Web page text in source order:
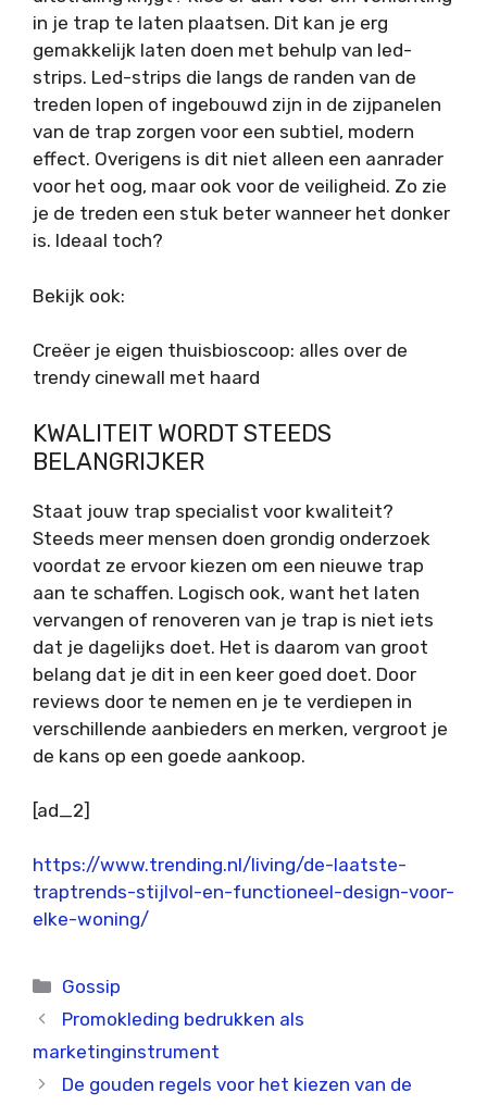
in je trap te laten plaatsen. Dit kan je erg
gemakkelijk laten doen met behulp van led-
strips. Led-strips die langs de randen van de
treden lopen of ingebouwd zijn in de zijpanelen
van de trap zorgen voor een subtiel, modern
effect. Overigens is dit niet alleen een aanrader
voor het oog, maar ook voor de veiligheid. Zo zie
je de treden een stuk beter wanneer het donker
is. Ideaal toch?
Bekijk ook:
Creëer je eigen thuisbioscoop: alles over de
trendy cinewall met haard
KWALITEIT WORDT STEEDS
BELANGRIJKER
Staat jouw trap specialist voor kwaliteit?
Steeds meer mensen doen grondig onderzoek
voordat ze ervoor kiezen om een nieuwe trap
aan te schaffen. Logisch ook, want het laten
vervangen of renoveren van je trap is niet iets
dat je dagelijks doet. Het is daarom van groot
belang dat je dit in een keer goed doet. Door
reviews door te nemen en je te verdiepen in
verschillende aanbieders en merken, vergroot je
de kans op een goede aankoop.
[ad_2]
https://www.trending.nl/living/de-laatste-
traptrends-stijlvol-en-functioneel-design-voor-
elke-woning/
Categorieën
Gossip
Promokleding bedrukken als
marketinginstrument
De gouden regels voor het kiezen van de